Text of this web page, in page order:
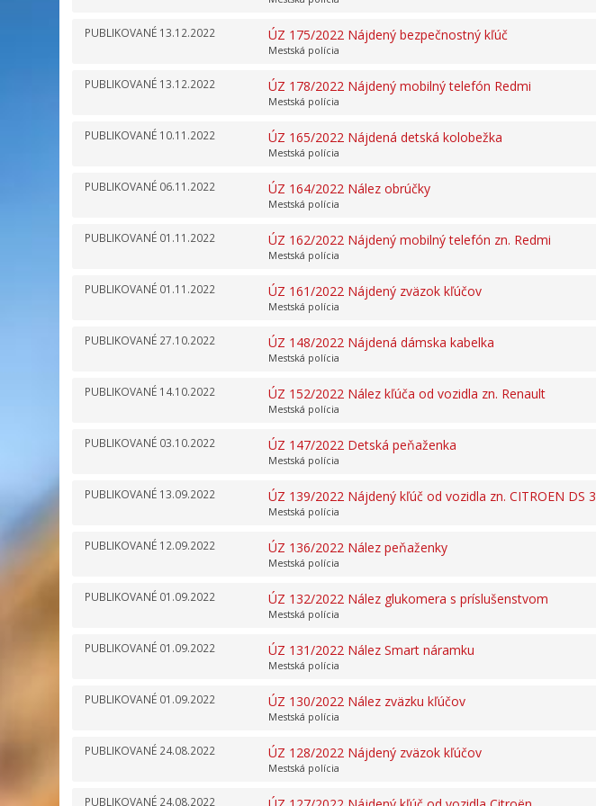
PUBLIKOVANÉ 13.12.2022 ÚZ 175/2022 Nájdený bezpečnostný kľúč
Mestská polícia
PUBLIKOVANÉ 13.12.2022 ÚZ 178/2022 Nájdený mobilný telefón Redmi
Mestská polícia
PUBLIKOVANÉ 10.11.2022 ÚZ 165/2022 Nájdená detská kolobežka
Mestská polícia
PUBLIKOVANÉ 06.11.2022 ÚZ 164/2022 Nález obrúčky
Mestská polícia
PUBLIKOVANÉ 01.11.2022 ÚZ 162/2022 Nájdený mobilný telefón zn. Redmi
Mestská polícia
PUBLIKOVANÉ 01.11.2022 ÚZ 161/2022 Nájdený zväzok kľúčov
Mestská polícia
PUBLIKOVANÉ 27.10.2022 ÚZ 148/2022 Nájdená dámska kabelka
Mestská polícia
PUBLIKOVANÉ 14.10.2022 ÚZ 152/2022 Nález kľúča od vozidla zn. Renault
Mestská polícia
PUBLIKOVANÉ 03.10.2022 ÚZ 147/2022 Detská peňaženka
Mestská polícia
PUBLIKOVANÉ 13.09.2022 ÚZ 139/2022 Nájdený kľúč od vozidla zn. CITROEN DS 3
Mestská polícia
PUBLIKOVANÉ 12.09.2022 ÚZ 136/2022 Nález peňaženky
Mestská polícia
PUBLIKOVANÉ 01.09.2022 ÚZ 132/2022 Nález glukomera s príslušenstvom
Mestská polícia
PUBLIKOVANÉ 01.09.2022 ÚZ 131/2022 Nález Smart náramku
Mestská polícia
PUBLIKOVANÉ 01.09.2022 ÚZ 130/2022 Nález zväzku kľúčov
Mestská polícia
PUBLIKOVANÉ 24.08.2022 ÚZ 128/2022 Nájdený zväzok kľúčov
Mestská polícia
PUBLIKOVANÉ 24.08.2022